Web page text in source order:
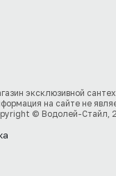
эксклюзивной
на сайте не
© Водолей-Стайл,